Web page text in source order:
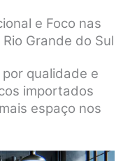
e Foco nas
Grande do Sul
qualidade e
importados
espaço nos